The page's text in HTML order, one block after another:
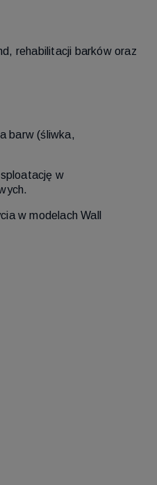
rehabilitacji barków oraz
barw (śliwka,
w
w modelach Wall